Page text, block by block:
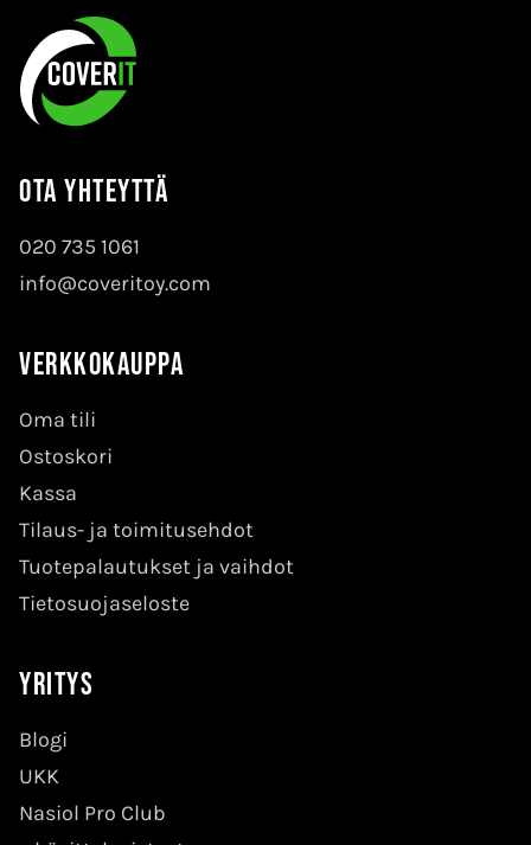
Ota yhteyttä
020 735 1061
info@coveritoy.com
Verkkokauppa
Oma tili
Ostoskori
Kassa
Tilaus- ja toimitusehdot
Tuotepalautukset ja vaihdot
Tietosuojaseloste
Yritys
Blogi
UKK
Nasiol Pro Club